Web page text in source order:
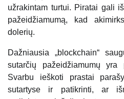
užrakintam turtui. Piratai gali
pažeidžiamumą, kad
dolerių.
Dažniausia „blockchain“
sutarčių pažeidžiamumų yra
Svarbu ieškoti prastai
sutartyse ir patikrinti, ar